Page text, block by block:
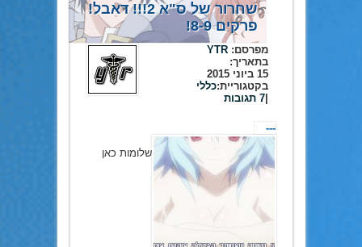
שחרור של ס"א 2!!! דאבל!
פרקים 8-9!
מפרסם:YTR
בתאריך:
15 ביוני 2015
בקטגוריית:כללי
|7 תגובות
---
שלומות כאן